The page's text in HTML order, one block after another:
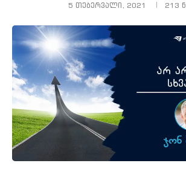
5 თებერვალი, 2021 213